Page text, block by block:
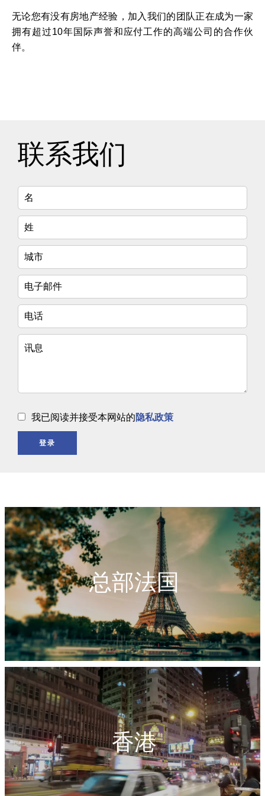
无论您有没有房地产经验，加入我们的团队正在成为一家
拥有超过10年国际声誉和应付工作的高端公司的合作伙
伴。
联系我们
我已阅读并接受本网站的隐私政策
登录
总部法国
香港